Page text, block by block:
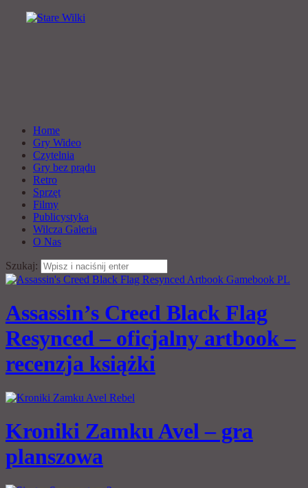
Home
Gry Wideo
Czytelnia
Gry bez prądu
Retro
Sprzęt
Filmy
Publicystyka
Wilcza Galeria
O Nas
Szukaj:
Assassin’s Creed Black Flag
Resynced – oficjalny artbook –
recenzja książki
Kroniki Zamku Avel – gra
planszowa